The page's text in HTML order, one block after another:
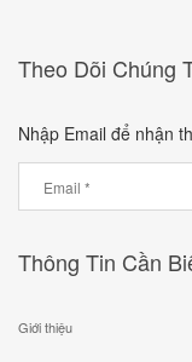
Theo Dõi Chúng
Nhập Email để nhận
Thông Tin Cần
Giới thiệu